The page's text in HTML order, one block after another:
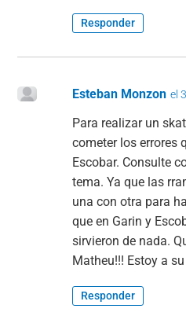
Responder
Esteban Monzon el
Para realizar un
cometer los errores
Escobar. Consulte
tema. Ya que las
una con otra para
que en Garin y
sirvieron de nada.
Matheu!!! Estoy a
Responder